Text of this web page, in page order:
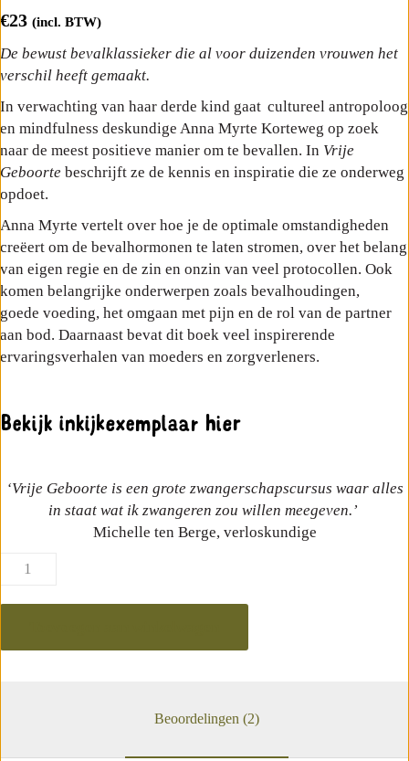
€23 (incl. BTW)
De bewust bevalklassieker die al voor duizenden vrouwen het
verschil heeft gemaakt.
In verwachting van haar derde kind gaat cultureel antropoloog
en mindfulness deskundige Anna Myrte Korteweg op zoek
naar de meest positieve manier om te bevallen. In Vrije
Geboorte beschrijft ze de kennis en inspiratie die ze onderweg
opdoet.
Anna Myrte vertelt over hoe je de optimale omstandigheden
creëert om de bevalhormonen te laten stromen, over het belang
van eigen regie en de zin en onzin van veel protocollen. Ook
komen belangrijke onderwerpen zoals bevalhoudingen,
goede voeding, het omgaan met pijn en de rol van de partner
aan bod. Daarnaast bevat dit boek veel inspirerende
ervaringsverhalen van moeders en zorgverleners.
Bekijk inkijkexemplaar hier
‘Vrije Geboorte is een grote zwangerschapscursus waar alles
in staat wat ik zwangeren zou willen meegeven.’
Michelle ten Berge, verloskundige
Vrije
Het
aantal
Beoordelingen (2)